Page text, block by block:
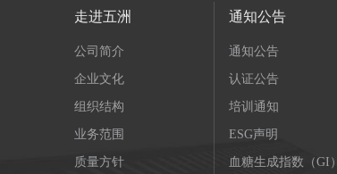
走进五洲
公司简介
企业文化
组织结构
业务范围
质量方针
通知公告
通知公告
认证公告
培训通知
ESG声明
血糖生成指数（GI）